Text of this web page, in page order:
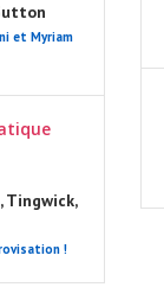
et Myriam
Tingwick,
!